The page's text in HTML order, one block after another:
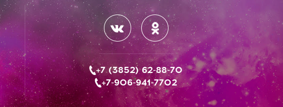
+7 (3852) 62-88-70
+7-906-941-7702